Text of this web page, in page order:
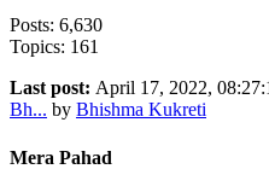
Posts: 6,630
Topics: 161
Last post: April 17, 2022,
Bh... by Bhishma Kukreti
Mera Pahad